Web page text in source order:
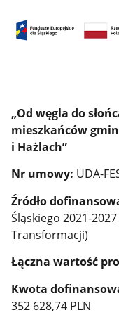
„Od węgla do
mieszkańców
i Hażlach”
Nr umowy: UDA-
Źródło
Śląskiego 2021-
Transformacji)
Łączna wartość
Kwota
352 628,74 PLN